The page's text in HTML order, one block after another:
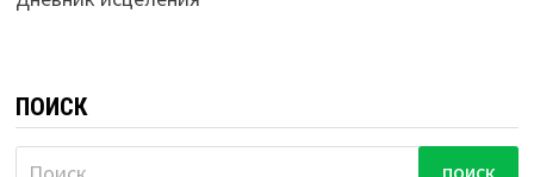
ПОИСК
Найти: